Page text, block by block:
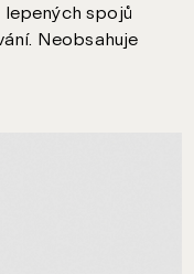
spojů
Neobsahuje